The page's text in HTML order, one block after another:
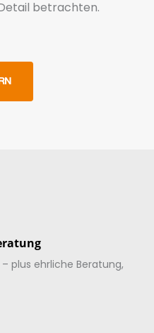
betrachten.
plus ehrliche Beratung,